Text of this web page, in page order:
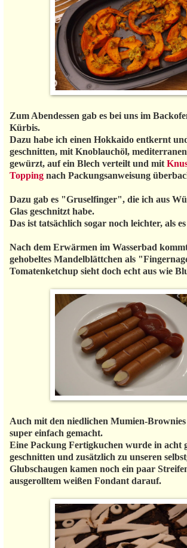
Zum Abendessen gab es bei uns im
Kürbis.
Dazu habe ich einen Hokkaido entkernt
geschnitten, mit Knoblauchöl,
gewürzt, auf ein Blech verteilt und mit
Topping nach Packungsanweisung
Dazu gab es "Gruselfinger", die ich aus
Glas geschnitzt habe.
Das ist tatsächlich sogar noch leichter, als
Nach dem Erwärmen im Wasserbad
gehobeltes Mandelblättchen als
Tomatenketchup sieht doch echt aus wie
Auch mit den niedlichen Mumien-
super einfach gemacht.
Eine Packung Fertigkuchen wurde in acht
geschnitten und zusätzlich zu unseren
Glubschaugen kamen noch ein paar
ausgerolltem weißen Fondant darauf.